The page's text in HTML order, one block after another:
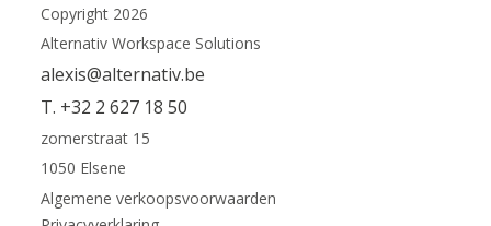
Copyright 2026
Alternativ Workspace Solutions
alexis@alternativ.be
T. +32 2 627 18 50
zomerstraat 15
1050 Elsene
Algemene verkoopsvoorwaarden